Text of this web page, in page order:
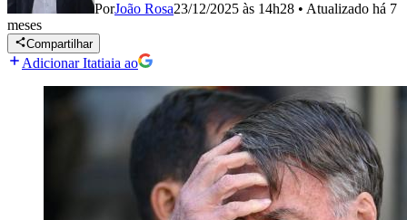
PorJoão Rosa23/12/2025 às 14h28 • Atualizado há 7
meses
Compartilhar
Adicionar Itatiaia ao